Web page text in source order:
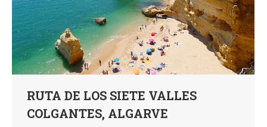
RUTA DE LOS SIETE VALLES
COLGANTES, ALGARVE